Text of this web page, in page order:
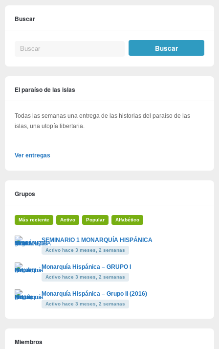
Buscar
El paraíso de las islas
Todas las semanas una entrega de las historias del paraíso de las
islas, una utopía libertaria.
Ver entregas
Grupos
Más reciente Activo Popular Alfabético
SEMINARIO 1 MONARQUÍA HISPÁNICA
Activo hace 3 meses, 2 semanas
Monarquía Hispánica – GRUPO I
Activo hace 3 meses, 2 semanas
Monarquía Hispánica – Grupo II (2016)
Activo hace 3 meses, 2 semanas
Miembros